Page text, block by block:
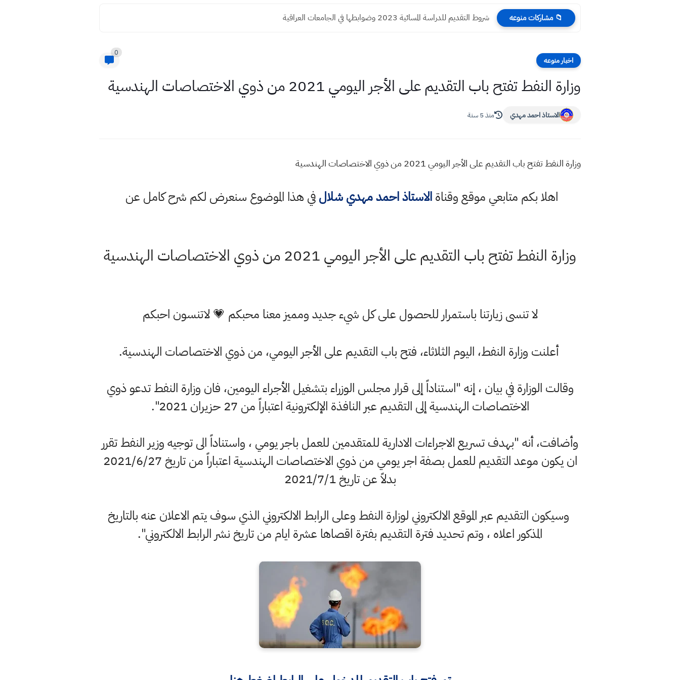
📁 مشاركات منوعه شروط التقديم للدراسة المسائية 2023 وضوابطها في الجامعات العراقية
اخبار منوعه
0
وزارة النفط تفتح باب التقديم على الأجر اليومي 2021 من ذوي الاختصاصات الهندسية
الاستاذ احمد مهدي منذ 5 سنة
وزارة النفط تفتح باب التقديم على الأجر اليومي 2021 من ذوي الاختصاصات الهندسية
اهلا بكم متابعي موقع وقناةالاستاذ احمد مهدي شلالفي هذا الموضوع سنعرض لكم شرح كامل عن
وزارة النفط تفتح باب التقديم على الأجر اليومي 2021 من ذوي الاختصاصات الهندسية
لا تنسى زيارتنا باستمرار للحصول على كل شيء جديد ومميز معنا محبكم 💗 لاتنسون احبكم
أعلنت وزارة النفط، اليوم الثلاثاء، فتح باب التقديم على الأجر اليومي، من ذوي الاختصاصات الهندسية.
وقالت الوزارة في بيان ، إنه "استناداً إلى قرار مجلس الوزراء بتشغيل الأجراء اليومين، فان وزارة النفط تدعو ذوي
الاختصاصات الهندسية إلى التقديم عبر النافذة الإلكترونية اعتباراً من 27 حزيران 2021".
وأضافت، أنه "بهدف تسريع الاجراءات الادارية للمتقدمين للعمل باجر يومي ، واستناداً الى توجيه وزير النفط تقرر
ان يكون موعد التقديم للعمل بصفة اجر يومي من ذوي الاختصاصات الهندسية اعتباراً من تاريخ 2021/6/27
بدلاً عن تاريخ 2021/7/1
وسيكون التقديم عبر الموقع الالكتروني لوزارة النفط وعلى الرابط الالكتروني الذي سوف يتم الاعلان عنه بالتاريخ
المذكور اعلاه ، وتم تحديد فترة التقديم بفترة اقصاها عشرة ايام من تاريخ نشر الرابط الالكتروني".